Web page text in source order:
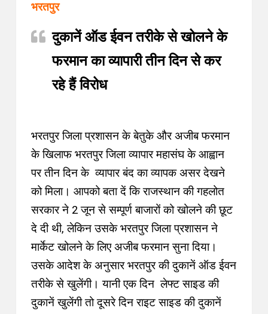
भरतपुर
दुकानें ऑड ईवन तरीके से खोलने के
फरमान का व्यापारी तीन दिन से कर
रहे हैं विरोध
भरतपुर जिला प्रशासन के बेतुके और अजीब फरमान
के खिलाफ भरतपुर जिला व्यापार महासंघ के आह्वान
पर तीन दिन के व्यापार बंद का व्यापक असर देखने
को मिला। आपको बता दें कि राजस्थान की गहलोत
सरकार ने 2 जून से सम्पूर्ण बाजारों को खोलने की छूट
दे दी थी, लेकिन उसके भरतपुर जिला प्रशासन ने
मार्केट खोलने के लिए अजीब फरमान सुना दिया।
उसके आदेश के अनुसार भरतपुर की दुकानें ऑड ईवन
तरीके से खुलेंगी। यानी एक दिन लेफ्ट साइड की
दुकानें खुलेंगी तो दूसरे दिन राइट साइड की दुकानें